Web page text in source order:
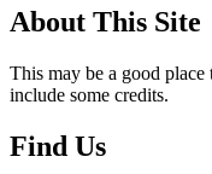
About This Site
This may be a good
include some credits.
Find Us